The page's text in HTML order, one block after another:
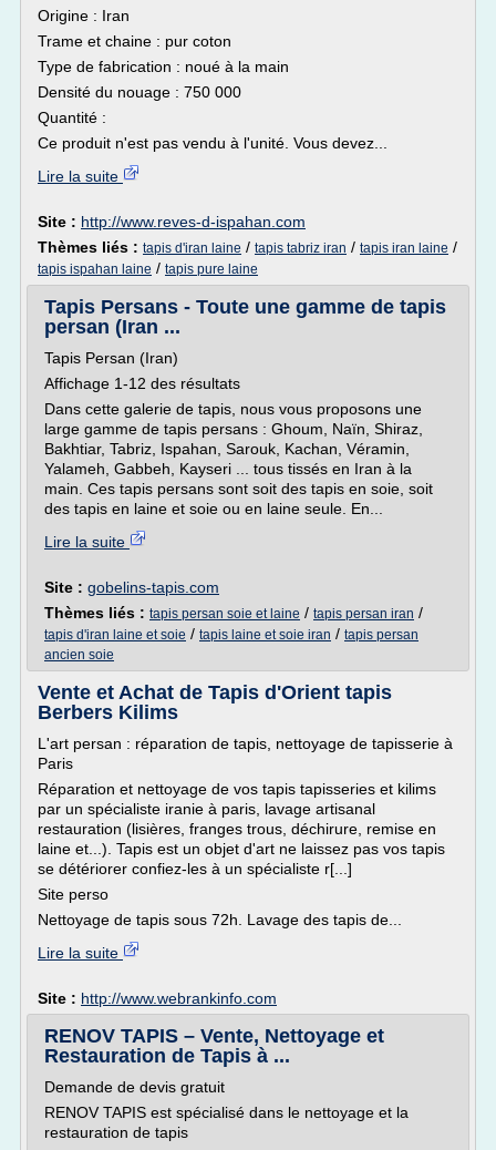
Origine : Iran
Trame et chaine : pur coton
Type de fabrication : noué à la main
Densité du nouage : 750 000
Quantité :
Ce produit n'est pas vendu à l'unité. Vous devez...
Lire la suite
Site : http://www.reves-d-ispahan.com
Thèmes liés : tapis d'iran laine / tapis tabriz iran / tapis iran laine /
tapis ispahan laine / tapis pure laine
Tapis Persans - Toute une gamme de tapis
persan (Iran ...
Tapis Persan (Iran)
Affichage 1-12 des résultats
Dans cette galerie de tapis, nous vous proposons une
large gamme de tapis persans : Ghoum, Naïn, Shiraz,
Bakhtiar, Tabriz, Ispahan, Sarouk, Kachan, Véramin,
Yalameh, Gabbeh, Kayseri ... tous tissés en Iran à la
main. Ces tapis persans sont soit des tapis en soie, soit
des tapis en laine et soie ou en laine seule. En...
Lire la suite
Site : gobelins-tapis.com
Thèmes liés : tapis persan soie et laine / tapis persan iran /
tapis d'iran laine et soie / tapis laine et soie iran / tapis persan
ancien soie
Vente et Achat de Tapis d'Orient tapis
Berbers Kilims
L'art persan : réparation de tapis, nettoyage de tapisserie à
Paris
Réparation et nettoyage de vos tapis tapisseries et kilims
par un spécialiste iranie à paris, lavage artisanal
restauration (lisières, franges trous, déchirure, remise en
laine et...). Tapis est un objet d'art ne laissez pas vos tapis
se détériorer confiez-les à un spécialiste r[...]
Site perso
Nettoyage de tapis sous 72h. Lavage des tapis de...
Lire la suite
Site : http://www.webrankinfo.com
RENOV TAPIS – Vente, Nettoyage et
Restauration de Tapis à ...
Demande de devis gratuit
RENOV TAPIS est spécialisé dans le nettoyage et la
restauration de tapis